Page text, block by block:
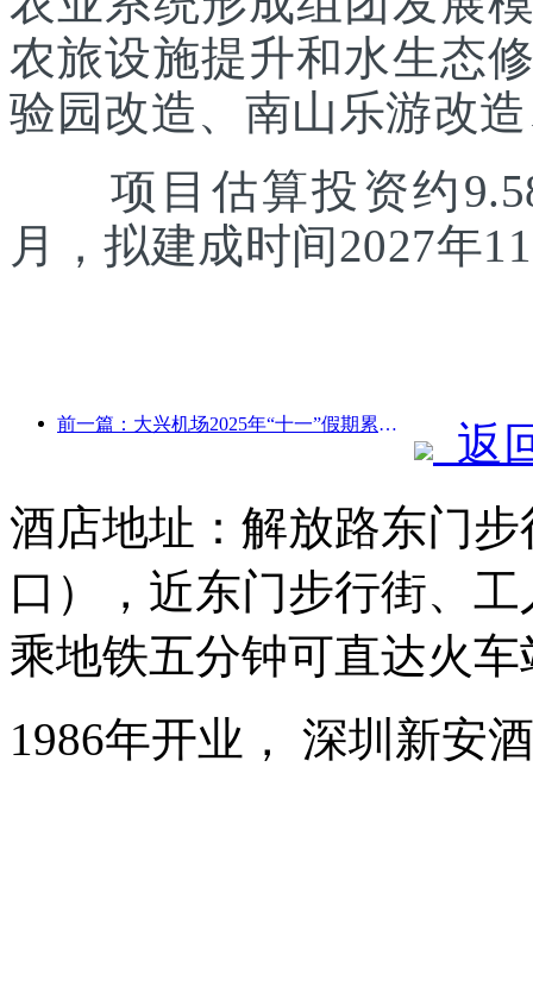
农旅设施提升和水生态
验园改造、南山乐游改
项目估算投资约9.58
月，拟建成时间2027年
前一篇：大兴机场2025年“十一”假期累计运送旅客130万余人次
返
酒店地址：解放路东门
口），近东门步行街、
乘地铁五分钟可直达火
1986年开业， 深圳新